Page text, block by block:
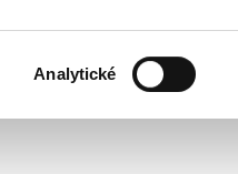
Analytické